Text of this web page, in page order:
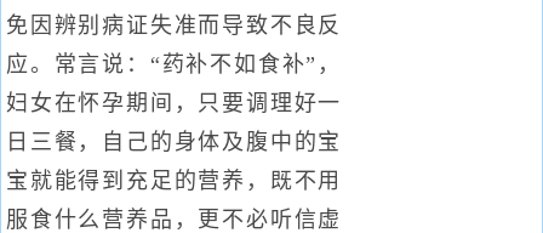
免因辨别病证失准而导致不良反
应。常言说：“药补不如食补”，
妇女在怀孕期间，只要调理好一
日三餐，自己的身体及腹中的宝
宝就能得到充足的营养，既不用
服食什么营养品，更不必听信虚